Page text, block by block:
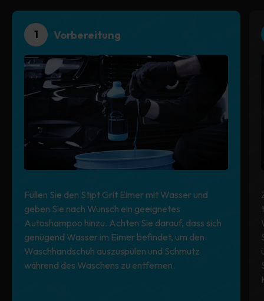
1 Vorbereitung
Füllen Sie den Stipt Grit Eimer mit Wasser und
geben Sie nach Wunsch ein geeignetes
Autoshampoo hinzu. Achten Sie darauf, dass sich
genügend Wasser im Eimer befindet, um den
Waschhandschuh auszuspülen und Schmutz
während des Waschens zu entfernen.